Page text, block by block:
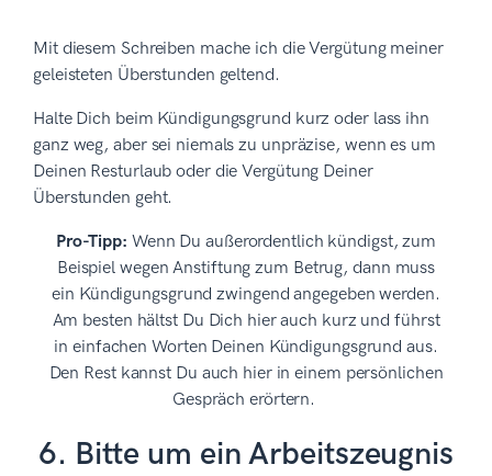
Mit diesem Schreiben mache ich die Vergütung meiner
geleisteten Überstunden geltend.
Halte Dich beim Kündigungsgrund kurz oder lass ihn
ganz weg, aber sei niemals zu unpräzise, wenn es um
Deinen Resturlaub oder die Vergütung Deiner
Überstunden geht.
Pro-Tipp: Wenn Du außerordentlich kündigst, zum
Beispiel wegen Anstiftung zum Betrug, dann muss
ein Kündigungsgrund zwingend angegeben werden.
Am besten hältst Du Dich hier auch kurz und führst
in einfachen Worten Deinen Kündigungsgrund aus.
Den Rest kannst Du auch hier in einem persönlichen
Gespräch erörtern.
6. Bitte um ein Arbeitszeugnis